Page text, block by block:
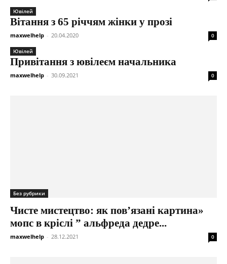
Ювілей
Вітання з 65 річчям жінки у прозі
maxwelhelp - 20.04.2020 0
Ювілей
Привітання з ювілеєм начальника
maxwelhelp - 30.09.2021 0
Без рубрики
Чисте мистецтво: як пов’язані картина»
мопс в кріслі ” альфреда дедре...
maxwelhelp - 28.12.2021 0